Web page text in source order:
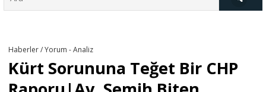
Derkenar
Haberler / Yorum - Analiz
Kürt Sorununa Teğet Bir CHP